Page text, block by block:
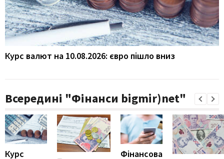
Курс валют на 10.08.2026: євро пішло вниз
Всередині "Фінанси bigmir)net"
Курс
Фінансова